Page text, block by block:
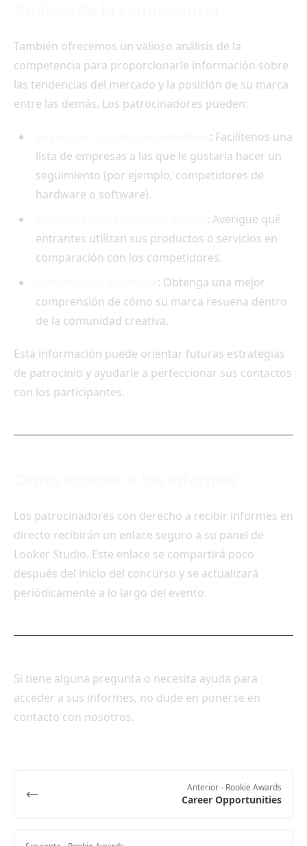
También ofrecemos un valioso análisis de la
competencia para proporcionarle información sobre
las tendencias del mercado y la posición de su marca
entre las demás. Los patrocinadores pueden:
: Facilítenos una
lista de empresas a las que le gustaría hacer un
seguimiento (por ejemplo, competidores de
hardware o software).
: Averigüe qué
entrantes utilizan sus productos o servicios en
comparación con los competidores.
: Obtenga una mejor
comprensión de cómo su marca resuena dentro
de la comunidad creativa.
Esta información puede orientar futuras estrategias
de patrocinio y ayudarle a perfeccionar sus contactos
con los participantes.
Los patrocinadores con derecho a recibir informes en
directo recibirán un enlace seguro a su panel de
Looker Studio. Este enlace se compartirá poco
después del inicio del concurso y se actualizará
periódicamente a lo largo del evento.
Si tiene alguna pregunta o necesita ayuda para
acceder a sus informes, no dude en ponerse en
contacto con nosotros.
Anterior- Rookie Awards
Career Opportunities